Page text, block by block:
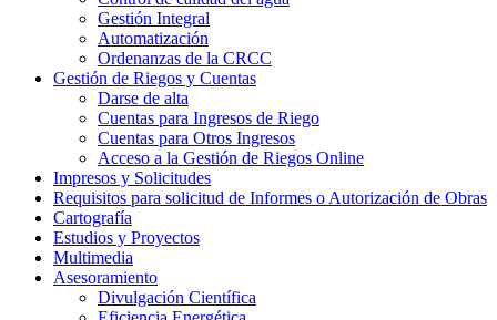
Gestión Integral
Automatización
Ordenanzas de la CRCC
Gestión de Riegos y Cuentas
Darse de alta
Cuentas para Ingresos de Riego
Cuentas para Otros Ingresos
Acceso a la Gestión de Riegos Online
Impresos y Solicitudes
Requisitos para solicitud de Informes o Autorización de Obras
Cartografía
Estudios y Proyectos
Multimedia
Asesoramiento
Divulgación Científica